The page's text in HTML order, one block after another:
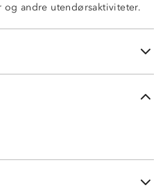
andre utendørsaktiviteter.
og tekstil